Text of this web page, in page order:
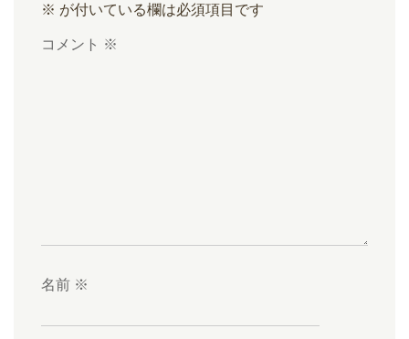
※ が付いている欄は必須項目です
コメント ※
名前 ※